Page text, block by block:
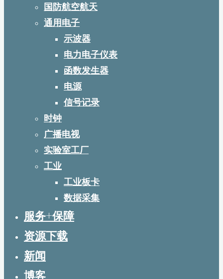
国防航空航天
通用电子
示波器
电力电子仪表
函数发生器
电源
信号记录
时钟
广播电视
实验室工厂
工业
工业板卡
数据采集
服务+保障
资源下载
新闻
博客